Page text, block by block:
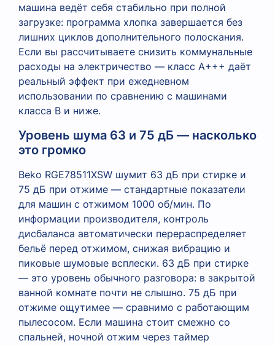
машина ведёт себя стабильно при полной
загрузке: программа хлопка завершается без
лишних циклов дополнительного полоскания.
Если вы рассчитываете снизить коммунальные
расходы на электричество — класс A+++ даёт
реальный эффект при ежедневном
использовании по сравнению с машинами
класса B и ниже.
Уровень шума 63 и 75 дБ — насколько
это громко
Beko RGE78511XSW шумит 63 дБ при стирке и
75 дБ при отжиме — стандартные показатели
для машин с отжимом 1000 об/мин. По
информации производителя, контроль
дисбаланса автоматически перераспределяет
бельё перед отжимом, снижая вибрацию и
пиковые шумовые всплески. 63 дБ при стирке
— это уровень обычного разговора: в закрытой
ванной комнате почти не слышно. 75 дБ при
отжиме ощутимее — сравнимо с работающим
пылесосом. Если машина стоит смежно со
спальней, ночной отжим через таймер